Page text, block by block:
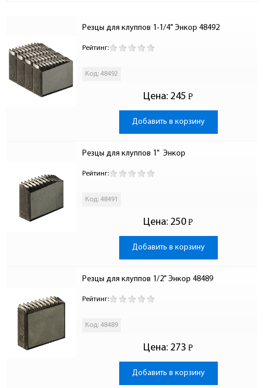
Резцы для клуппов 1-1/4" Энкор 48492
Рейтинг:
Код: 48492
Цена: 245 Р
-
Добавить в корзину
Резцы для клуппов 1"  Энкор
Рейтинг:
Код: 48491
Цена: 250 Р
-
Добавить в корзину
Резцы для клуппов 1/2" Энкор 48489
Рейтинг:
Код: 48489
Цена: 273 Р
-
Добавить в корзину